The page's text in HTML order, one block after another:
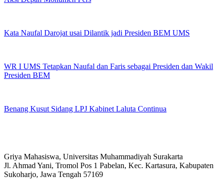
Kata Naufal Darojat usai Dilantik jadi Presiden BEM UMS
WR I UMS Tetapkan Naufal dan Faris sebagai Presiden dan Wakil
Presiden BEM
Benang Kusut Sidang LPJ Kabinet Laluta Continua
Griya Mahasiswa, Universitas Muhammadiyah Surakarta
Jl. Ahmad Yani, Tromol Pos 1 Pabelan, Kec. Kartasura, Kabupaten
Sukoharjo, Jawa Tengah 57169